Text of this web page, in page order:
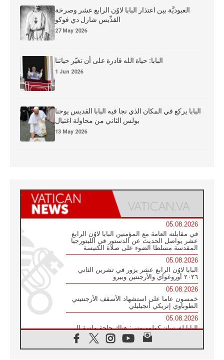
العبوديَّة بين اعتذار البابا لاوُن الرابع عشر وصرخة
القدِّيس شارل دي فوكو
27 May 2026
البابا: حياة الله قادرة على أن تغيّر حياتنا
1 Jun 2026
البابا يركع في المكان الذي نجا فيه البابا القديس يوحنا
بولس الثاني من محاولة اغتيال
13 May 2026
05.08.2026
في مقابلته العامة مع المؤمنين البابا لاوُن الرابع
عشر يواصل الحديث عن الدستور في الليتورجيا
المقدسة مسلطا الضوء على صلاة الكنيسة
05.08.2026
البابا لاوُن الرابع عشر يزور في تشرين الثاني
٢٠٢٦ أوروغواي والأرجنتين وبيرو
05.08.2026
خمسون عاما على استشهاد الأسقف الأرجنتيني
الطوباوي إنريكي أنجيليلي
05.08.2026
البابا لفرسان كولومبوس: هناك حاجة ماسة إلى
أنبياء تناغم يسعون إلى بناء الجسور
04.08.2026